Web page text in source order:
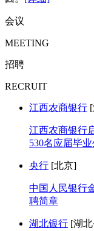
会议
MEETING
招聘
RECRUIT
江西农商银行
江西农商银行
530名应届毕业
央行 [北京]
中国人民银行
聘简章
湖北银行 [湖